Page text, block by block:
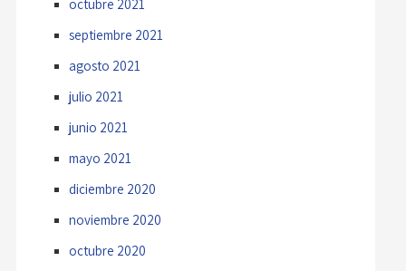
octubre 2021
septiembre 2021
agosto 2021
julio 2021
junio 2021
mayo 2021
diciembre 2020
noviembre 2020
octubre 2020